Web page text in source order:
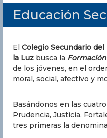
o
t
i
t
o
M
a
í
a
S
d
a
t
v
o
O
Educación
ElColegio Secundario
la Luz busca la
de los jóvenes, en el
moral, social, afectivo y
Basándonos en las cuatro
Prudencia, Justicia,
tres primeras la